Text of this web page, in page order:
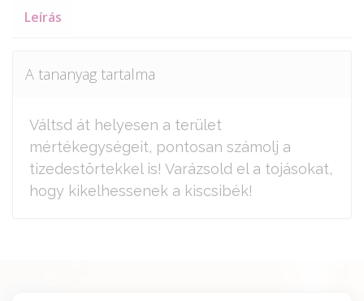
Leírás
A tananyag tartalma
Váltsd át helyesen a terület
mértékegységeit, pontosan számolj a
tizedestörtekkel is! Varázsold el a tojásokat,
hogy kikelhessenek a kiscsibék!